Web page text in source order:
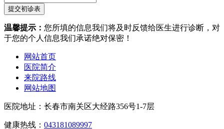
温馨提示： 您所填的信息我们将及时反馈给医生进行诊断，对
于您的个人信息我们承诺绝对保密！
网站首页
医院简介
来院路线
网站地图
医院地址：长春市南关区大经路356号1-7层
健康热线： 043181089997